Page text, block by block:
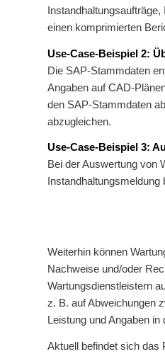
einen komprimierten
Use-Case-Beispiel 2:
Die SAP-Stammdaten
Angaben auf CAD-
den SAP-Stammdaten
abzugleichen.
Use-Case-Beispiel 3:
Bei der Auswertung von
Weiterhin können
Nachweise und/oder
Wartungsdienstleistern
z. B. auf Abweichungen
Leistung und Angaben in
Aktuell befindet sich das